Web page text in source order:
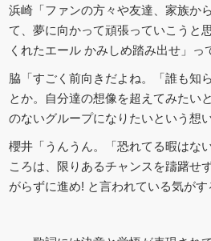
浜崎「ファンの方々や友達、家族か
て、夢に向かって頑張っていこうと
くれたエール かみしめ踏み出せ」っ
脇「すごく前向きだよね。「誰も知
とか。自分達の想像を超えてみたい
のないグループになりたいという想
櫻井「うんうん。「恐れてる暇はな
ころは、限りあるチャンスを躊躇せ
がらずに進め! と言われている気がす